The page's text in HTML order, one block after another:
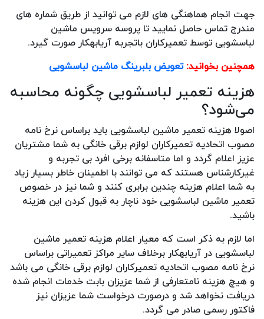
جهت انجام هماهنگی های لازم می توانید از طریق شماره های
مندرج تماس حاصل نمایید تا پروسه سرویس ماشین
لباسشویی توسط تعمیرکاران باتجربه آریابهکار صورت گیرد.
همچنین بخوانید:تعویض بلبرینگ ماشین لباسشویی
هزینه تعمیر لباسشویی چگونه محاسبه
می‌شود؟
اصولا هزینه تعمیر ماشین لباسشویی باید براساس نرخ نامه
مصوب اتحادیه تعمیرکاران لوازم برقی خانگی به شما مشتریان
عزیز اعلام گردد و اما متاسفانه برخی افرد بی تجربه و
غیرکارشناس هستند که می توانند با اطمینان خاطر بسیار زیاد
به شما اعلام هزینه چندین برابری کنند و شما نیز در خصوص
تعمیر ماشین لباسشویی خود ناچار به قبول کردن این هزینه
باشید.
اما لازم به ذکر است که معیار اعلام هزینه تعمیر ماشین
لباسشویی در آریابهکار برخلاف سایر مراکز تعمیراتی براساس
نرخ نامه مصوب اتحادیه تعمیرکاران لوازم برقی خانگی می باشد
و هیچ هزینه نامتعارفی از شما عزیزان بابت خدمات انجام شده
دریافت نخواهد شد و درصورت درخواست شما عزیزان نیز
فاکتور رسمی صادر می گردد.